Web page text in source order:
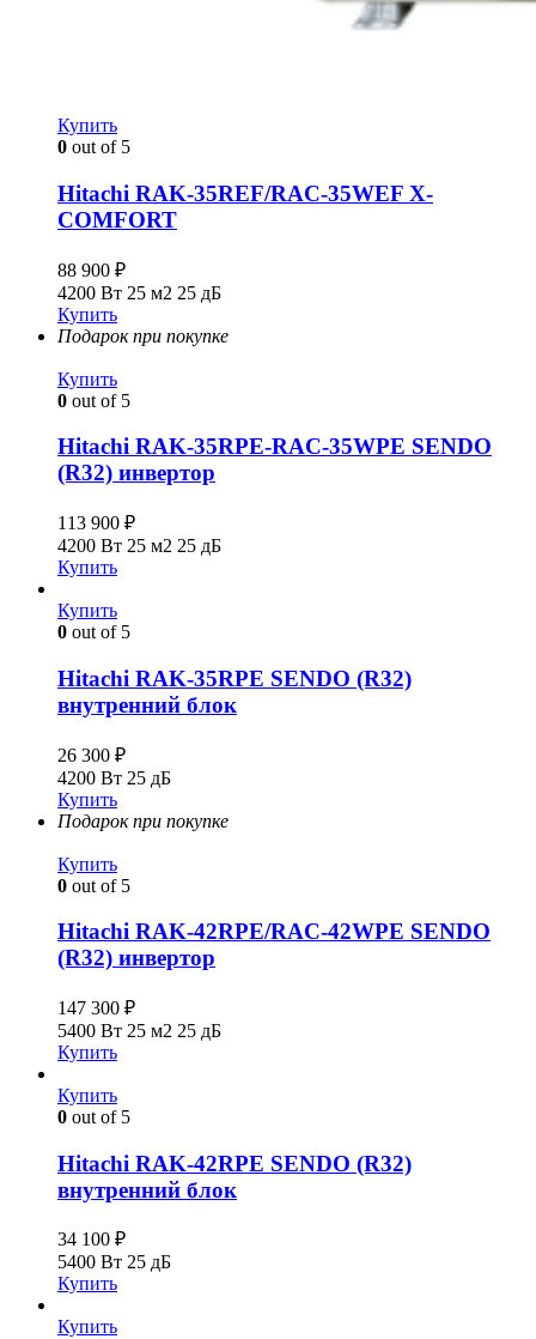
Купить
0 out of 5
Hitachi RAK-35REF/RAC-35WEF X-
COMFORT
88 900 ₽
4200 Вт 25 м2 25 дБ
Купить
Подарок при покупке
Купить
0 out of 5
Hitachi RAK-35RPE-RAC-35WPE SENDO
(R32) инвертор
113 900 ₽
4200 Вт 25 м2 25 дБ
Купить
Купить
0 out of 5
Hitachi RAK-35RPE SENDO (R32)
внутренний блок
26 300 ₽
4200 Вт 25 дБ
Купить
Подарок при покупке
Купить
0 out of 5
Hitachi RAK-42RPE/RAC-42WPE SENDO
(R32) инвертор
147 300 ₽
5400 Вт 25 м2 25 дБ
Купить
Купить
0 out of 5
Hitachi RAK-42RPE SENDO (R32)
внутренний блок
34 100 ₽
5400 Вт 25 дБ
Купить
Купить